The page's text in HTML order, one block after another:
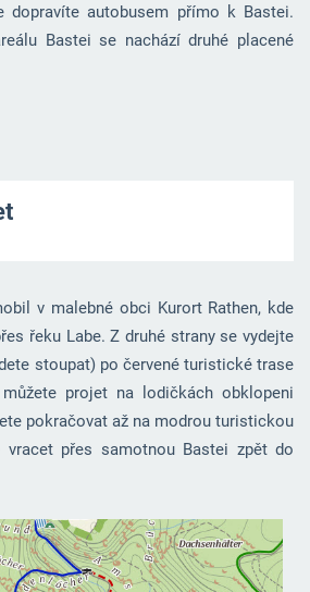
autobusem přímo k Bastei.
Bastei se nachází druhé placené
v malebné obci Kurort Rathen, kde
řeku Labe. Z druhé strany se vydejte
stoupat) po červené turistické trase
projet na lodičkách obklopeni
pokračovat až na modrou turistickou
vracet přes samotnou Bastei zpět do